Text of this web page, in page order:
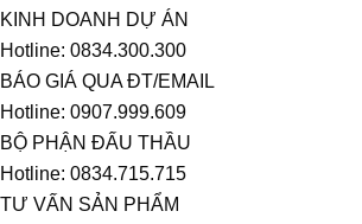
KINH DOANH DỰ ÁN
Hotline: 0834.300.300
BÁO GIÁ QUA ĐT/EMAIL
Hotline: 0907.999.609
BỘ PHẬN ĐẤU THẦU
Hotline: 0834.715.715
TƯ VẤN SẢN PHẨM